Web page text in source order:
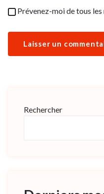
Prévenez-moi de tous
Rechercher